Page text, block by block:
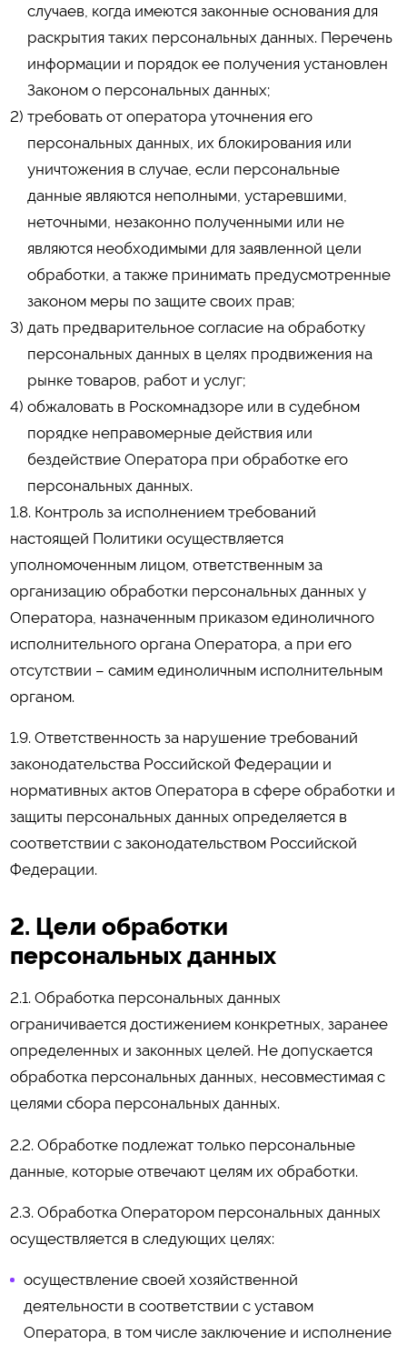
случаев, когда имеются законные основания для
раскрытия таких персональных данных. Перечень
информации и порядок ее получения установлен
Законом о персональных данных;
требовать от оператора уточнения его
персональных данных, их блокирования или
уничтожения в случае, если персональные
данные являются неполными, устаревшими,
неточными, незаконно полученными или не
являются необходимыми для заявленной цели
обработки, а также принимать предусмотренные
законом меры по защите своих прав;
дать предварительное согласие на обработку
персональных данных в целях продвижения на
рынке товаров, работ и услуг;
обжаловать в Роскомнадзоре или в судебном
порядке неправомерные действия или
бездействие Оператора при обработке его
персональных данных.
1.8. Контроль за исполнением требований
настоящей Политики осуществляется
уполномоченным лицом, ответственным за
организацию обработки персональных данных у
Оператора, назначенным приказом единоличного
исполнительного органа Оператора, а при его
отсутствии – самим единоличным исполнительным
органом.
1.9. Ответственность за нарушение требований
законодательства Российской Федерации и
нормативных актов Оператора в сфере обработки и
защиты персональных данных определяется в
соответствии с законодательством Российской
Федерации.
2. Цели обработки
персональных данных
2.1. Обработка персональных данных
ограничивается достижением конкретных, заранее
определенных и законных целей. Не допускается
обработка персональных данных, несовместимая с
целями сбора персональных данных.
2.2. Обработке подлежат только персональные
данные, которые отвечают целям их обработки.
2.3. Обработка Оператором персональных данных
осуществляется в следующих целях:
осуществление своей хозяйственной
деятельности в соответствии с уставом
Оператора, в том числе заключение и исполнение